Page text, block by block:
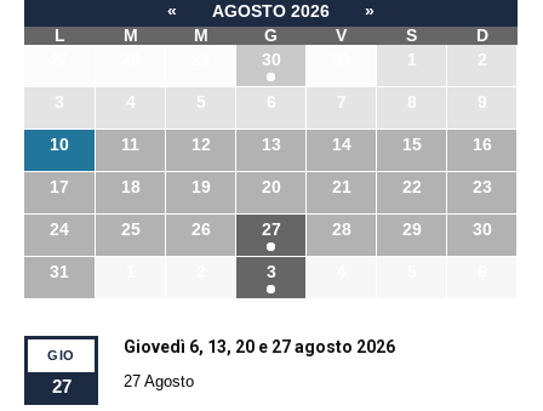
« AGOSTO 2026
»
L
M M G V S
D
30 1 2
3 4 5 6 7 8 9
10 11 12 13 14 15 16
17 18 19 20 21 22 23
24 25 26 27 28 29 30
31 3
GIO
27
Giovedì 6, 13, 20 e 27 agosto 2026
27 Agosto